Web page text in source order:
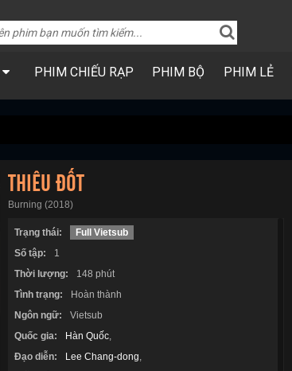
PHIM CHIẾU RẠP PHIM BỘ PHIM LẺ
THIÊU ĐỐT
Burning (2018)
Trạng thái:
Full Vietsub
Số tập:
1
Thời lượng:
148 phút
Tình trạng:
Hoàn thành
Ngôn ngữ:
Vietsub
Quốc gia:
Hàn Quốc,
Đạo diễn:
Lee Chang-dong,